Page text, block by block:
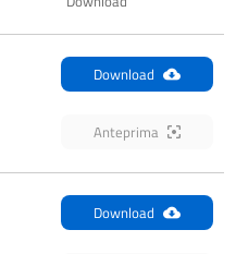
Download
Anteprima
Download